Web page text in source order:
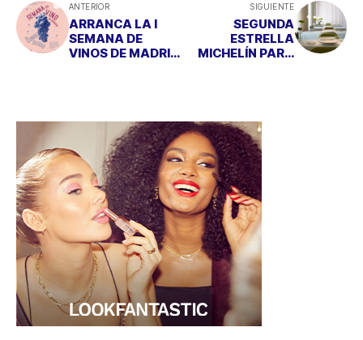
ANTERIOR
ARRANCA LA I
SEMANA DE
VINOS DE MADRID
SIGUIENTE
SEGUNDA
ESTRELLA
MICHELÍN PARA